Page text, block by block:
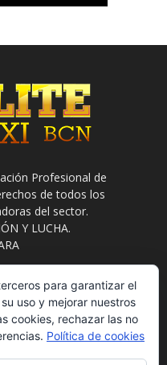
Profesional de
de todos los
del sector.
Y LUCHA.
para garantizar el
uso y mejorar nuestros
cookies, rechazar las no
Política de cookies